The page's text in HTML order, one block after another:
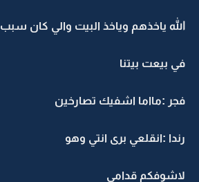
الله ياخذهم وياخذ البيت والي كان سبب
في بيعت بيتنا
فجر :مااما اشفيك تصارخين
رندا :انقلعي برى انتي وهو
لاشوفكم قدامي